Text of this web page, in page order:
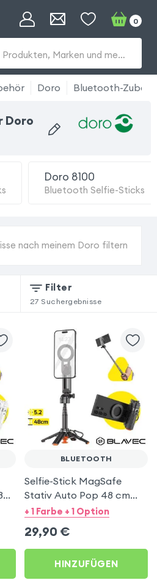
Suchen Sie nach Produkten, Marken und mehr...
0
Doro Bluetooth-
Doro
Doro 8100
Bluetooth Selfie-Sticks
nach meinem Doro filtern
Filter
27 Suchergebnisse
BLUETOOTH
Selfie-Stick MagSafe
Stativ Auto Pop 48 cm
Bluetooth-Fernbedienung
+ 1 Farbe + 1 Option
29,90 €
HINZUFÜGEN